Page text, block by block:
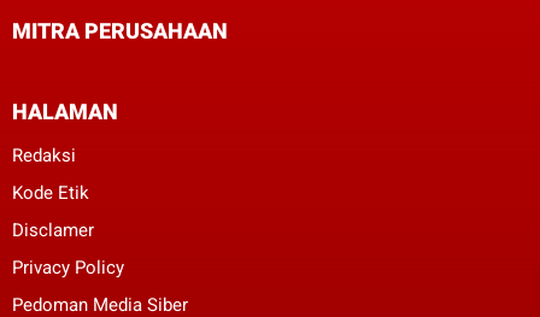
MITRA PERUSAHAAN
HALAMAN
Redaksi
Kode Etik
Disclamer
Privacy Policy
Pedoman Media Siber